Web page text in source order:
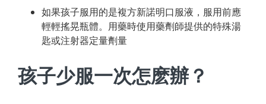
如果孩子服用的是複方新諾明口服液，服用前應
輕輕搖晃瓶體。用藥時使用藥劑師提供的特殊湯
匙或注射器定量劑量
孩子少服一次怎麽辦？